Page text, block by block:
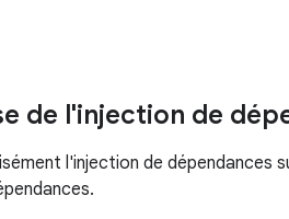
de l'injection de
l'injection de dépendances